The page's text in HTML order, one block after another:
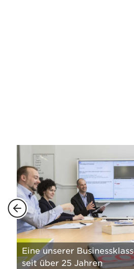
Eine unserer
seit über 25 Jahren